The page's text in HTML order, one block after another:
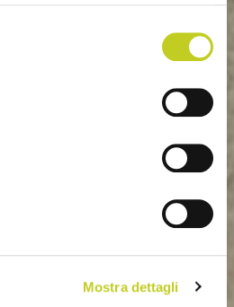
Mostra dettagli